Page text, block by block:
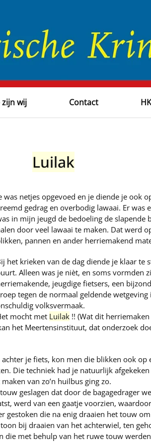
zijn wij Contact
Luilak
was netjes opgevoed en je diende je ook
gedrag en overbodig lawaai. Er was
in mijn jeugd de bedoeling de slapende
door veel lawaai te maken. Dat werd
pannen en ander herriemakend
het krieken van de dag diende je klaar te
Alleen was je nièt, en soms vormden
jeugdige fietsers, een
tegen de normaal geldende
volksvermaak.
mocht met Luilak !! (Wat dit
het Meertensinstituut, dat onderzoek
je fiets, kon men die blikken ook op
Die techniek had je natuurlijk
van zo’n huilbus ging zo.
geslagen dat door de bagagedrager
werd van een gaatje voorzien,
die na enig draaien het touw
bij draaien van het achterwiel, ten
met behulp van het ruwe touw